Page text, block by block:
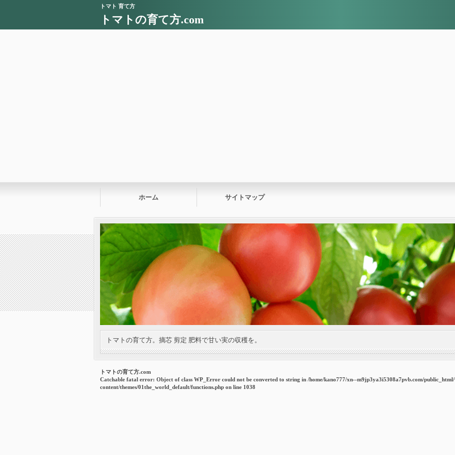
トマト 育て方
トマトの育て方.com
ホーム サイトマップ
トマトの育て方。摘芯 剪定 肥料で甘い実の収穫を。
トマトの育て方.com
Catchable fatal error: Object of class WP_Error could not be converted to string in /home/kano777/xn--m9jp3ya3i5308a7pvb.com/
content/themes/01the_world_default/functions.php on line 1038